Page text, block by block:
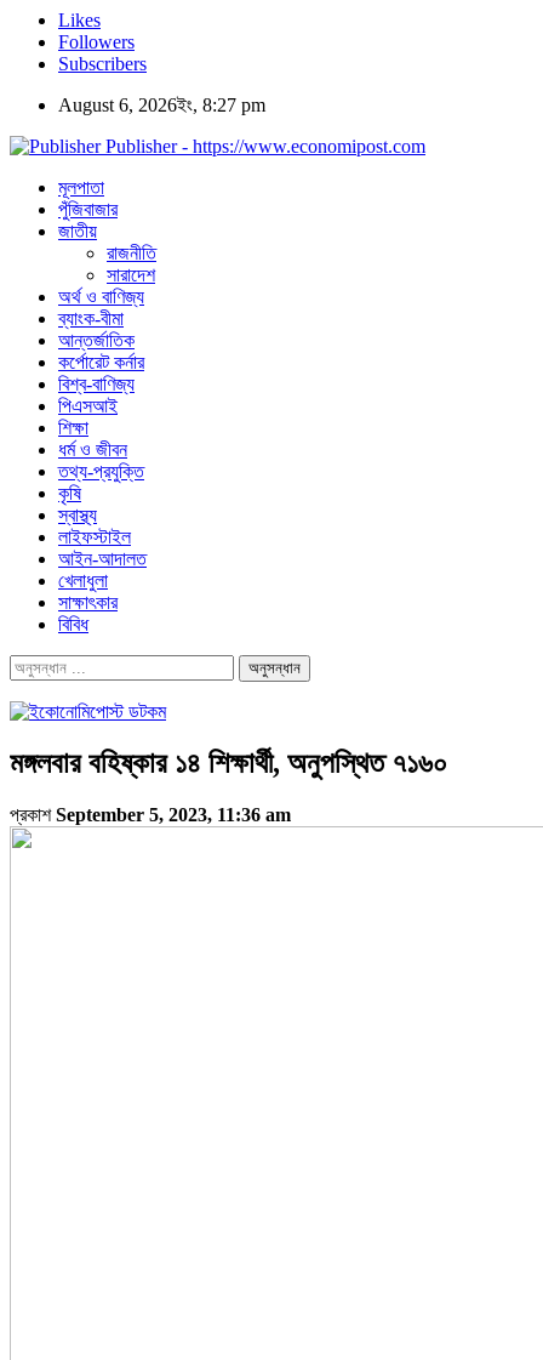
Likes
Followers
Subscribers
August 6, 2026ইং, 8:27 pm
Publisher - https://www.economipost.com
মূলপাতা
পুঁজিবাজার
জাতীয়
রাজনীতি
সারাদেশ
অর্থ ও বাণিজ্য
ব্যাংক-বীমা
আন্তর্জাতিক
কর্পোরেট কর্নার
বিশ্ব-বাণিজ্য
পিএসআই
শিক্ষা
ধর্ম ও জীবন
তথ্য-প্রযুক্তি
কৃষি
স্বাস্থ্য
লাইফস্টাইল
আইন-আদালত
খেলাধুলা
সাক্ষাৎকার
বিবিধ
মঙ্গলবার বহিষ্কার ১৪ শিক্ষার্থী, অনুপস্থিত ৭১৬০
প্রকাশSeptember 5, 2023, 11:36 am